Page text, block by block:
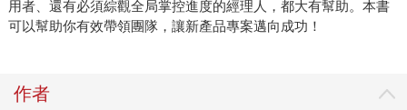
用者、還有必須綜觀全局掌控進度的經理人，都大有幫助。本書
可以幫助你有效帶領團隊，讓新產品專案邁向成功！
作者